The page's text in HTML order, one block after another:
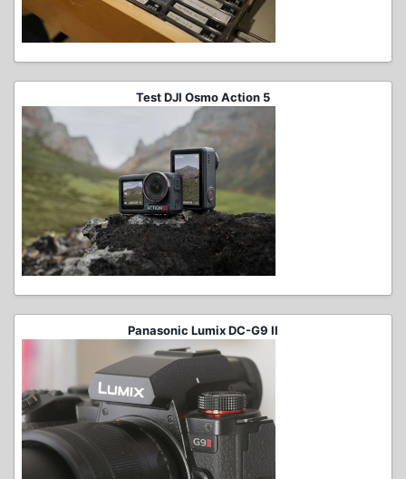
Test DJI Osmo Action 5
Panasonic Lumix DC-G9 II